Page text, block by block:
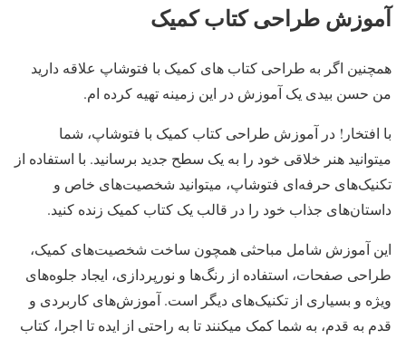
آموزش طراحی کتاب کمیک
همچنین اگر به طراحی کتاب های کمیک با فتوشاپ علاقه دارید
من حسن بیدی یک آموزش در این زمینه تهیه کرده ام.
با افتخار! در آموزش طراحی کتاب کمیک با فتوشاپ، شما
میتوانید هنر خلاقی خود را به یک سطح جدید برسانید. با استفاده از
تکنیک‌های حرفه‌ای فتوشاپ، میتوانید شخصیت‌های خاص و
داستان‌های جذاب خود را در قالب یک کتاب کمیک زنده کنید.
این آموزش شامل مباحثی همچون ساخت شخصیت‌های کمیک،
طراحی صفحات، استفاده از رنگ‌ها و نورپردازی، ایجاد جلوه‌های
ویژه و بسیاری از تکنیک‌های دیگر است. آموزش‌های کاربردی و
قدم به قدم، به شما کمک میکنند تا به راحتی از ایده تا اجرا، کتاب